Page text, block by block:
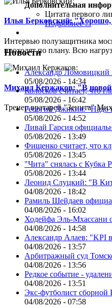
Илья Берковский: "Хорошо,
Интервью полузащитника
проходят по плану. Всю
Михаил Кержаков: "В новой
Тренер вратарей "Зенита"
Дополнительная
Цитата первого
Подробнее ...
Новости
Александр Ломовицкий
05/08/2026 - 14:34
Колосков считает, что
05/08/2026 - 16:42
Георгий Джикия: "Надо
05/08/2026 - 14:52
Ливай Гарсия
05/08/2026 - 13:49
Фищенко считает, что
05/08/2026 - 13:45
"Чита" снялась с Кубка
05/08/2026 - 13:44
Леонид Слуцкий: "В
04/08/2026 - 18:42
Рамиль Шейдаев
04/08/2026 - 16:02
Ходейфа Эль-Мхассани
04/08/2026 - 14:58
Александр Алаев: "KPI
04/08/2026 - 13:57
Арбитражный суд
04/08/2026 - 13:56
Редкое событие -
04/08/2026 - 13:51
Экс-футболист сборной
04/08/2026 - 07:58